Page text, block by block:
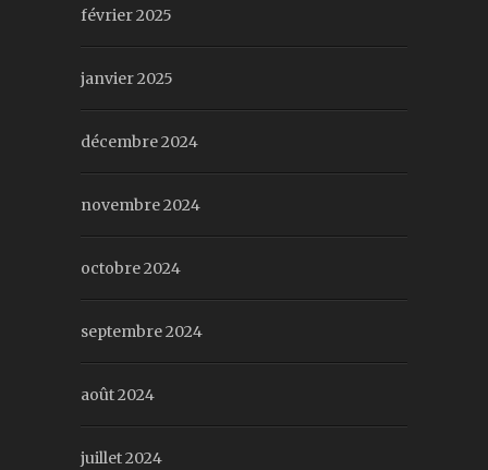
février 2025
janvier 2025
décembre 2024
novembre 2024
octobre 2024
septembre 2024
août 2024
juillet 2024